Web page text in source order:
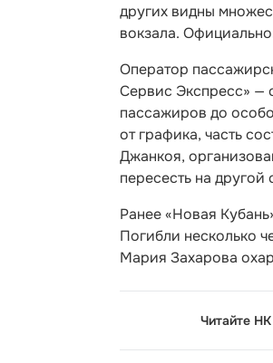
других видны
вокзала.
Оператор
Сервис Экспресс» —
пассажиров до
от графика, часть
Джанкоя,
пересесть на другой
Ранее «Новая
Погибли несколько
Мария Захарова
Читайте